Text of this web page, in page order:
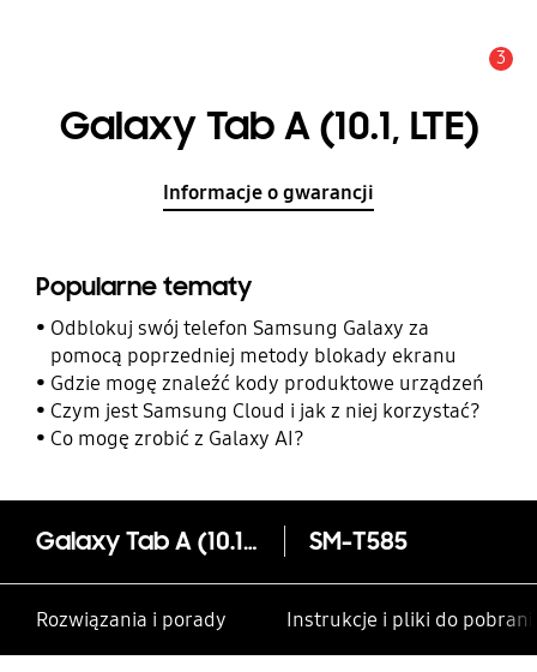
3
Galaxy Tab A (10.1, LTE)
Informacje o gwarancji
Popularne tematy
Odblokuj swój telefon Samsung Galaxy za
pomocą poprzedniej metody blokady ekranu
Gdzie mogę znaleźć kody produktowe urządzeń
Czym jest Samsung Cloud i jak z niej korzystać?
Co mogę zrobić z Galaxy AI?
Galaxy Tab A (10.1, LTE) SM-T585
Rozwiązania i porady Instrukcje i pliki do